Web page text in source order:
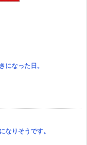
になった日。
なりそうです。